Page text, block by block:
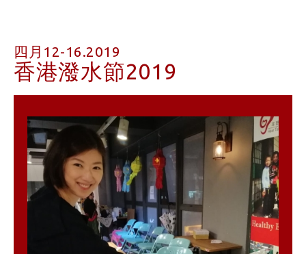
四月12-16.2019
香港潑水節2019